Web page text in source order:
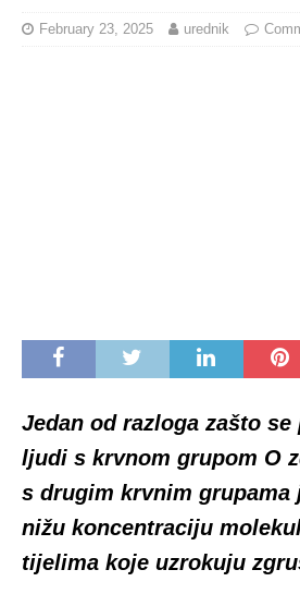
February 23, 2025 urednik
Jedan od razloga zašto se
ljudi s krvnom grupom O
s drugim krvnim grupama
nižu koncentraciju
tijelima koje uzrokuju